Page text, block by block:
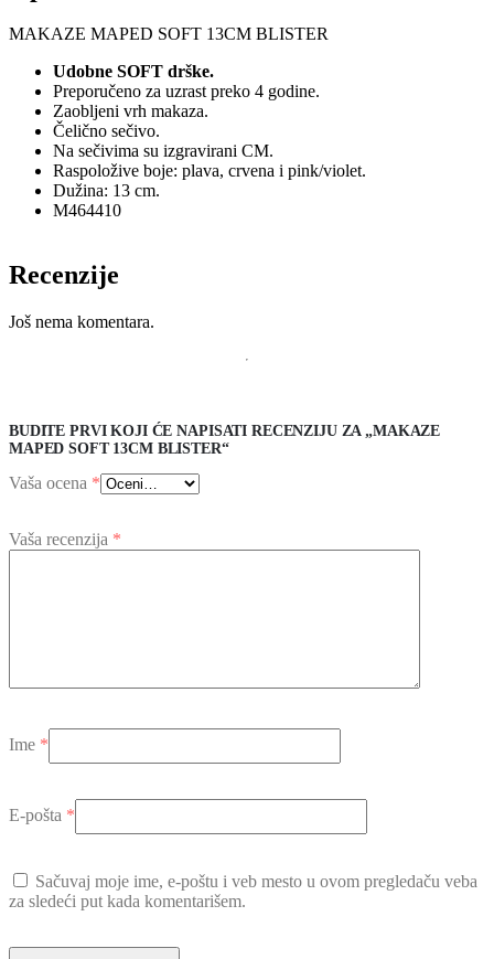
MAKAZE MAPED SOFT 13CM BLISTER
Udobne SOFT drške.
Preporučeno za uzrast preko 4 godine.
Zaobljeni vrh makaza.
Čelično sečivo.
Na sečivima su izgravirani CM.
Raspoložive boje: plava, crvena i pink/violet.
Dužina: 13 cm.
M464410
Recenzije
Još nema komentara.
BUDITE PRVI KOJI ĆE NAPISATI RECENZIJU ZA „MAKAZE
MAPED SOFT 13CM BLISTER“
Vaša ocena *
Vaša recenzija *
Ime *
E-pošta *
Sačuvaj moje ime, e-poštu i veb mesto u ovom pregledaču veba
za sledeći put kada komentarišem.